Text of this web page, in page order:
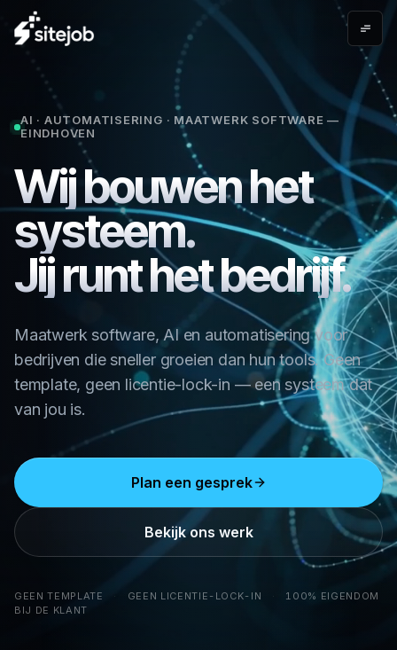
AI · AUTOMATISERING · MAATWERK SOFTWARE —
EINDHOVEN
Wijbouwenhet
systeem.
Jijrunthetbedrijf.
Maatwerk software, AI en automatisering voor
bedrijven die sneller groeien dan hun tools. Geen
template, geen licentie-lock-in — een systeem dat
van jou is.
Plan een gesprek
Bekijk ons werk
GEEN TEMPLATE · GEEN LICENTIE-LOCK-IN
100% EIGENDOM
BIJ DE KLANT